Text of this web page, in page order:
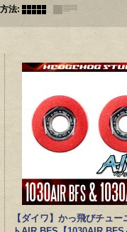
法:
【ダイワ】かっ飛びチュー